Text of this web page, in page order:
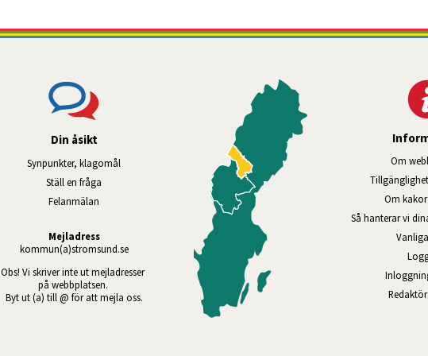
Din åsikt
Synpunkter, klagomål
Ställ en fråga
Felanmälan
Mejladress
kommun(a)stromsund.se
Obs! Vi skriver inte ut mejladresser
på webbplatsen.
Byt ut (a) till @ för att mejla oss.
Om
Om
Så hanterar vi